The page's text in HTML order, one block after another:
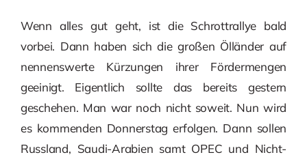
Wenn alles gut geht, ist die Schrottrallye bald
vorbei. Dann haben sich die großen Ölländer auf
nennenswerte Kürzungen ihrer Fördermengen
geeinigt. Eigentlich sollte das bereits gestern
geschehen. Man war noch nicht soweit. Nun wird
es kommenden Donnerstag erfolgen. Dann sollen
Russland, Saudi-Arabien samt OPEC und Nicht-